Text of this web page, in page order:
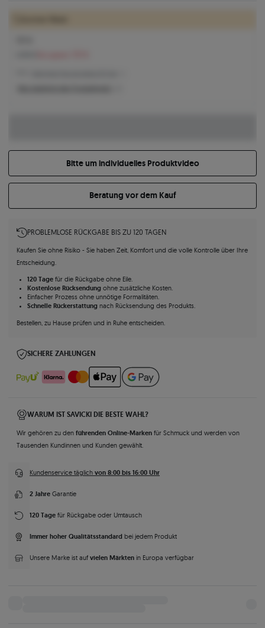
Bitte um individuelles Produktvideo
Beratung vor dem Kauf
PROBLEMLOSE RÜCKGABE BIS ZU 120 TAGEN
Kaufen Sie ohne Risiko - Sie haben Zeit, Komfort und die volle Kontrolle über Ihre
Entscheidung.
120 Tagefür die Rückgabe ohne Eile.
Kostenlose Rücksendungohne zusätzliche Kosten.
Einfacher Prozess ohne unnötige Formalitäten.
Schnelle Rückerstattungnach Rücksendung des Produkts.
Bestellen, zu Hause prüfen und in Ruhe entscheiden.
SICHERE ZAHLUNGEN
WARUM IST SAVICKI DIE BESTE WAHL?
Wir gehören zu den führenden Online-Marken für Schmuck und werden von
Tausenden Kundinnen und Kunden gewählt.
Kundenservice täglich von 8:00 bis 16:00 Uhr
2 Jahre Garantie
120 Tage für Rückgabe oder Umtausch
Immer hoher Qualitätsstandard bei jedem Produkt
Unsere Marke ist auf vielen Märkten in Europa verfügbar